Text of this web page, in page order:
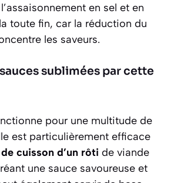
en sel et en
toute fin, car la réduction du
les saveurs.
sublimées par cette
pour une multitude de
est particulièrement efficace
cuisson d’un rôti de viande
une sauce savoureuse et